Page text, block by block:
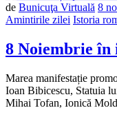
de Bunicuţa Virtuală 8
Amintirile zilei Istoria
8 Noiembrie
Marea manifestație
Ioan Bibicescu, Statuia
Mihai Tofan, Ionică